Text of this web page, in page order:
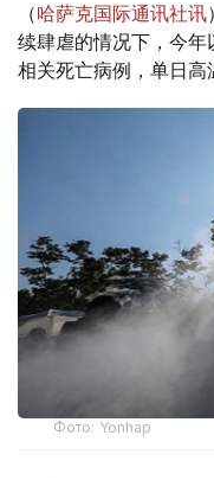
（哈萨克国际通讯社讯
续肆虐的情况下，今
相关死亡病例，单日高
Фото: Yonhap